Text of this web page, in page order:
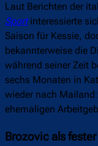
Laut Berichten der
Sportinteressierte
Saison für Kessie,
bekannterweise die
während seiner Zeit
sechs Monaten in
wieder nach Mailand
ehemaligen
Brozovic als